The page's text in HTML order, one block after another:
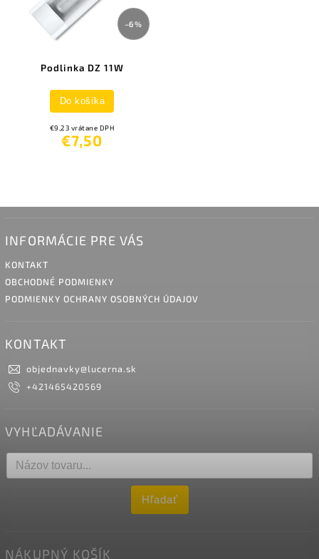
–6 %
Podlinka DZ 11W
€9,23 vrátane DPH
€7,50
Do košíka
INFORMÁCIE PRE VÁS
KONTAKT
OBCHODNÉ PODMIENKY
PODMIENKY OCHRANY OSOBNÝCH ÚDAJOV
KONTAKT
objednavky@lucerna.sk
+421465420569
VYHĽADÁVANIE
Hľadať
NÁKUPNÝ KOŠÍK